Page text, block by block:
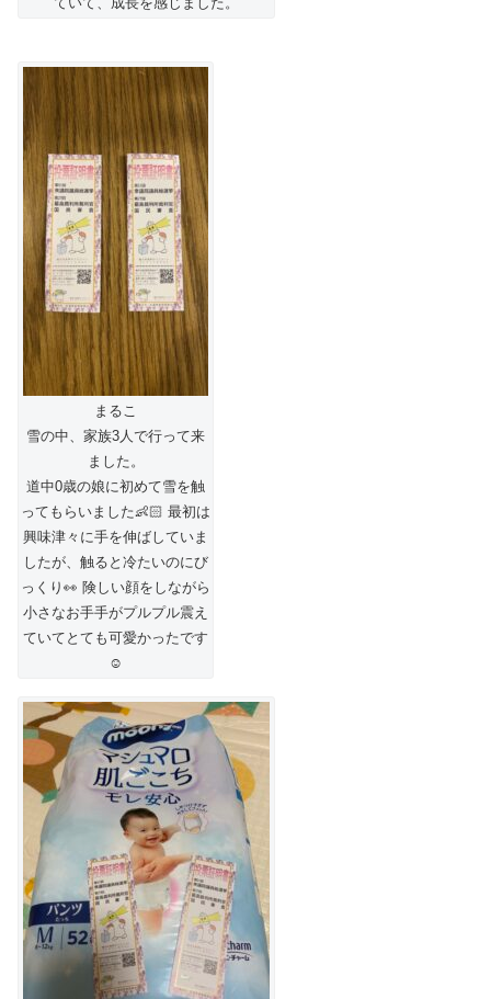
まるこ
雪の中、家族3人で行って来
ました。
道中0歳の娘に初めて雪を触
ってもらいました👶🏻 最初は
興味津々に手を伸ばしていま
したが、触ると冷たいのにび
っくり👀 険しい顔をしながら
小さなお手手がプルプル震え
ていてとても可愛かったです
☺️